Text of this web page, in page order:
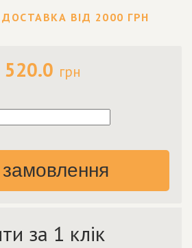
ВІД 2000 ГРН
520.0 грн
замовлення
за 1 клік